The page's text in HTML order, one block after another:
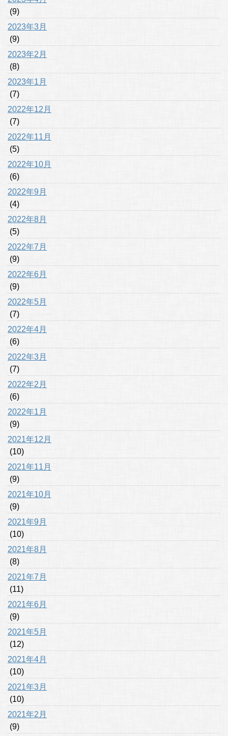
(9)
2023年3月
(9)
2023年2月
(8)
2023年1月
(7)
2022年12月
(7)
2022年11月
(5)
2022年10月
(6)
2022年9月
(4)
2022年8月
(5)
2022年7月
(9)
2022年6月
(9)
2022年5月
(7)
2022年4月
(6)
2022年3月
(7)
2022年2月
(6)
2022年1月
(9)
2021年12月
(10)
2021年11月
(9)
2021年10月
(9)
2021年9月
(10)
2021年8月
(8)
2021年7月
(11)
2021年6月
(9)
2021年5月
(12)
2021年4月
(10)
2021年3月
(10)
2021年2月
(9)